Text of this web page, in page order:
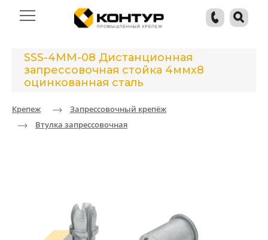
SSS-4MM-08 Дистанционная
запрессовочная стойка 4ммх8
оцинкованная сталь
Крепеж
Запрессовочный крепёж
Втулка запрессовочная